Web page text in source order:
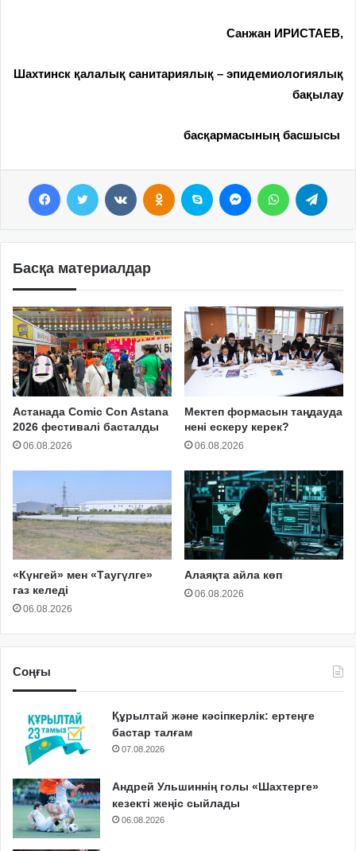
Санжан ИРИСТАЕВ,
Шахтинск қалалық санитариялық – эпидемиологиялық
бақылау
басқармасының басшысы
Басқа материалдар
Астанада Comic Con Astana
2026 фестивалі басталды
06.08.2026
Мектеп формасын таңдауда
нені ескеру керек?
06.08.2026
«Күнгей» мен «Таугүлге»
газ келеді
06.08.2026
Алаяқта айла көп
06.08.2026
Соңғы
Құрылтай және кәсіпкерлік: ертеңге
бастар талғам
07.08.2026
Андрей Ульшиннің голы «Шахтерге»
кезекті жеңіс сыйлады
06.08.2026